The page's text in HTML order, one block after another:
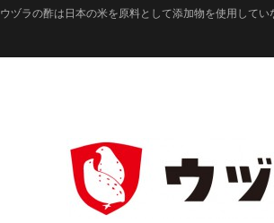
ウヅラの酢は日本の米を原料として添加物を使用してい